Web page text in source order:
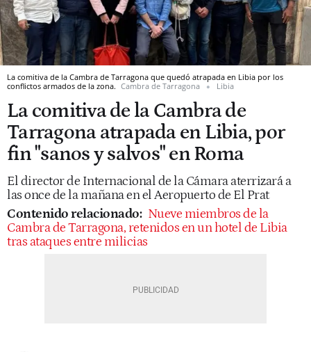
La comitiva de la Cambra de Tarragona que quedó atrapada en Libia por los
conflictos armados de la zona. Cambra de Tarragona Libia
La comitiva de la Cambra de
Tarragona atrapada en Libia, por
fin "sanos y salvos" en Roma
El director de Internacional de la Cámara aterrizará a
las once de la mañana en el Aeropuerto de El Prat
Contenido relacionado: Nueve miembros de la
Cambra de Tarragona, retenidos en un hotel de Libia
tras ataques entre milicias